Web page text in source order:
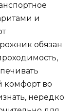
и
обязан
комфорт во
нередко